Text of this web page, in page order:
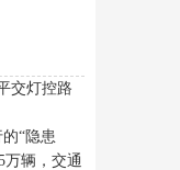
交灯控路
“隐患
辆，交通